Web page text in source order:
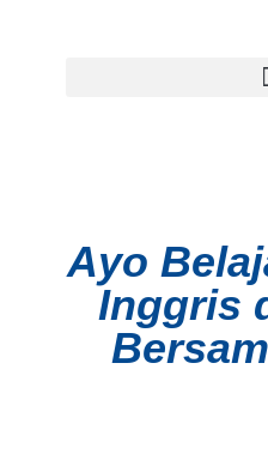
Ayo
Inggris